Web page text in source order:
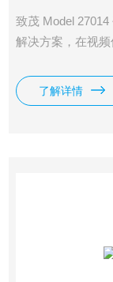
致茂 Model
解决方案，在视
编成电源模块，
生产与研发检测应
了解详情